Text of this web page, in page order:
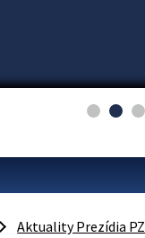
Aktuality Prezídia PZ